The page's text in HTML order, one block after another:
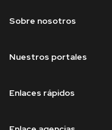
Sobre nosotros
Nuestros portales
Enlaces rápidos